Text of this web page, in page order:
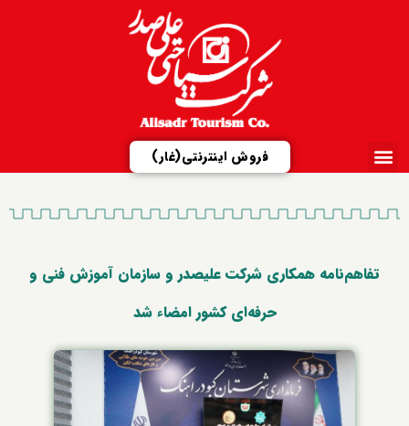
فروش اینترنتی(غار)
تفاهم‌نامه همکاری شرکت علیصدر و سازمان آموزش فنی و
حرفه‌ای کشور امضاء شد